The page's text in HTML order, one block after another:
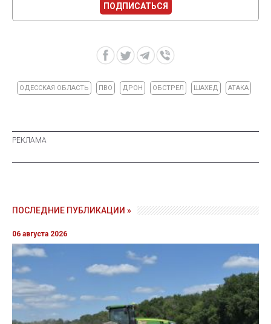
ПОДПИСАТЬСЯ
ОДЕССКАЯ ОБЛАСТЬ ПВО ДРОН ОБСТРЕЛ ШАХЕД АТАКА
ПОСЛЕДНИЕ ПУБЛИКАЦИИ »
06 августа 2026